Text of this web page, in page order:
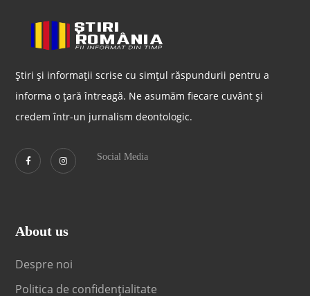
Știri și informații scrise cu simțul răspundurii pentru a
informa o țară întreagă. Ne asumăm fiecare cuvânt și
credem într-un jurnalism deontologic.
Social Media
About us
Despre noi
Politica de confidențialitate